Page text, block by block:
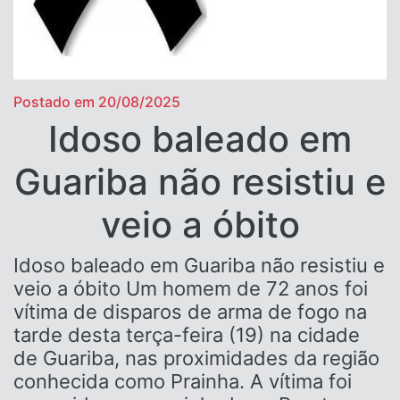
Postado em 20/08/2025
Idoso baleado em
Guariba não resistiu e
veio a óbito
Idoso baleado em Guariba não resistiu e
veio a óbito Um homem de 72 anos foi
vítima de disparos de arma de fogo na
tarde desta terça-feira (19) na cidade
de Guariba, nas proximidades da região
conhecida como Prainha. A vítima foi